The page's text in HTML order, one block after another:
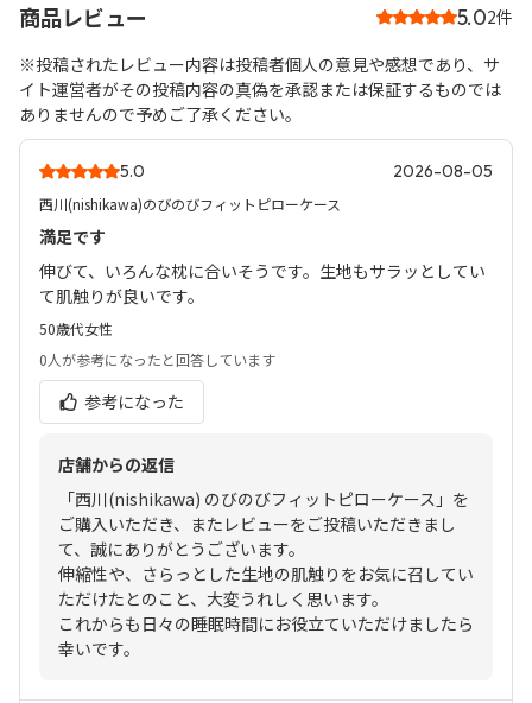
商品レビュー 5.02件
※投稿されたレビュー内容は投稿者個人の意見や感想であり、サ
イト運営者がその投稿内容の真偽を承認または保証するものでは
ありませんので予めご了承ください。
5.0 2026-08-05
西川(nishikawa)のびのびフィットピローケース
満足です
伸びて、いろんな枕に合いそうです。生地もサラッとしてい
て肌触りが良いです。
50歳代女性
0人が参考になったと回答しています
参考になった
店舗からの返信
「西川(nishikawa) のびのびフィットピローケース」を
ご購入いただき、またレビューをご投稿いただきまし
て、誠にありがとうございます。
伸縮性や、さらっとした生地の肌触りをお気に召してい
ただけたとのこと、大変うれしく思います。
これからも日々の睡眠時間にお役立ていただけましたら
幸いです。